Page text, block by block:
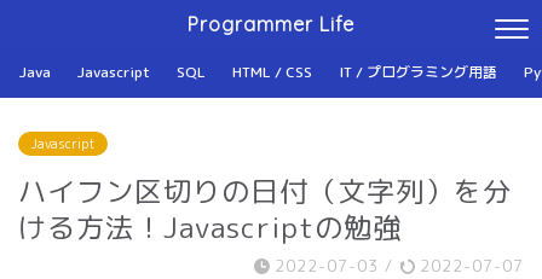
Programmer Life
Java Javascript SQL HTML / CSS IT / プログラミング用語
Javascript
ハイフン区切りの日付（文字列）を分
ける方法！Javascriptの勉強
2022-07-03 / 2022-07-07